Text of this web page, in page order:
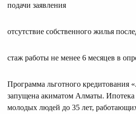
подачи заявления
отсутствие собственного жилья
стаж работы не менее 6 месяцев в
Программа льготного кредитования
запущена акиматом Алматы. Ипотека
молодых людей до 35 лет,